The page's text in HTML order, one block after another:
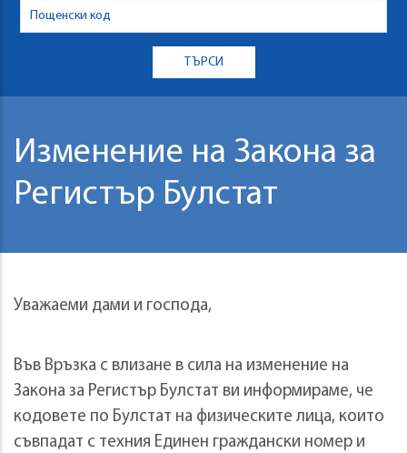
Изменение на Закона за
Регистър Булстат
Уважаеми дами и господа,
Във Връзка с влизане в сила на изменение на
Закона за Регистър Булстат ви информираме, че
кодовете по Булстат на физическите лица, които
съвпадат с техния Единен граждански номер и